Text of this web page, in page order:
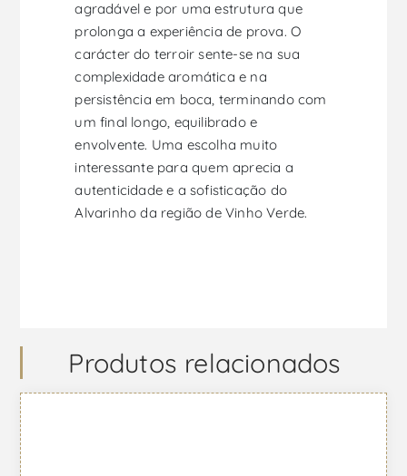
agradável e por uma estrutura que
prolonga a experiência de prova. O
carácter do terroir sente-se na sua
complexidade aromática e na
persistência em boca, terminando com
um final longo, equilibrado e
envolvente. Uma escolha muito
interessante para quem aprecia a
autenticidade e a sofisticação do
Alvarinho da região de Vinho Verde.
Produtos relacionados